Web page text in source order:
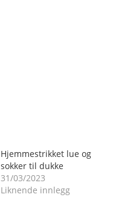
Hjemmestrikket lue og
sokker til dukke
31/03/2023
Liknende innlegg